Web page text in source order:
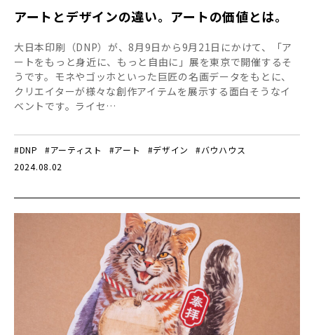
アートとデザインの違い。アートの価値とは。
大日本印刷（DNP）が、8月9日から9月21日にかけて、「ア
ートをもっと身近に、もっと自由に」展を東京で開催するそ
うです。モネやゴッホといった巨匠の名画データをもとに、
クリエイターが様々な創作アイテムを展示する面白そうなイ
ベントです。ライセ…
#DNP #アーティスト #アート #デザイン
#バウハウス
2024.08.02